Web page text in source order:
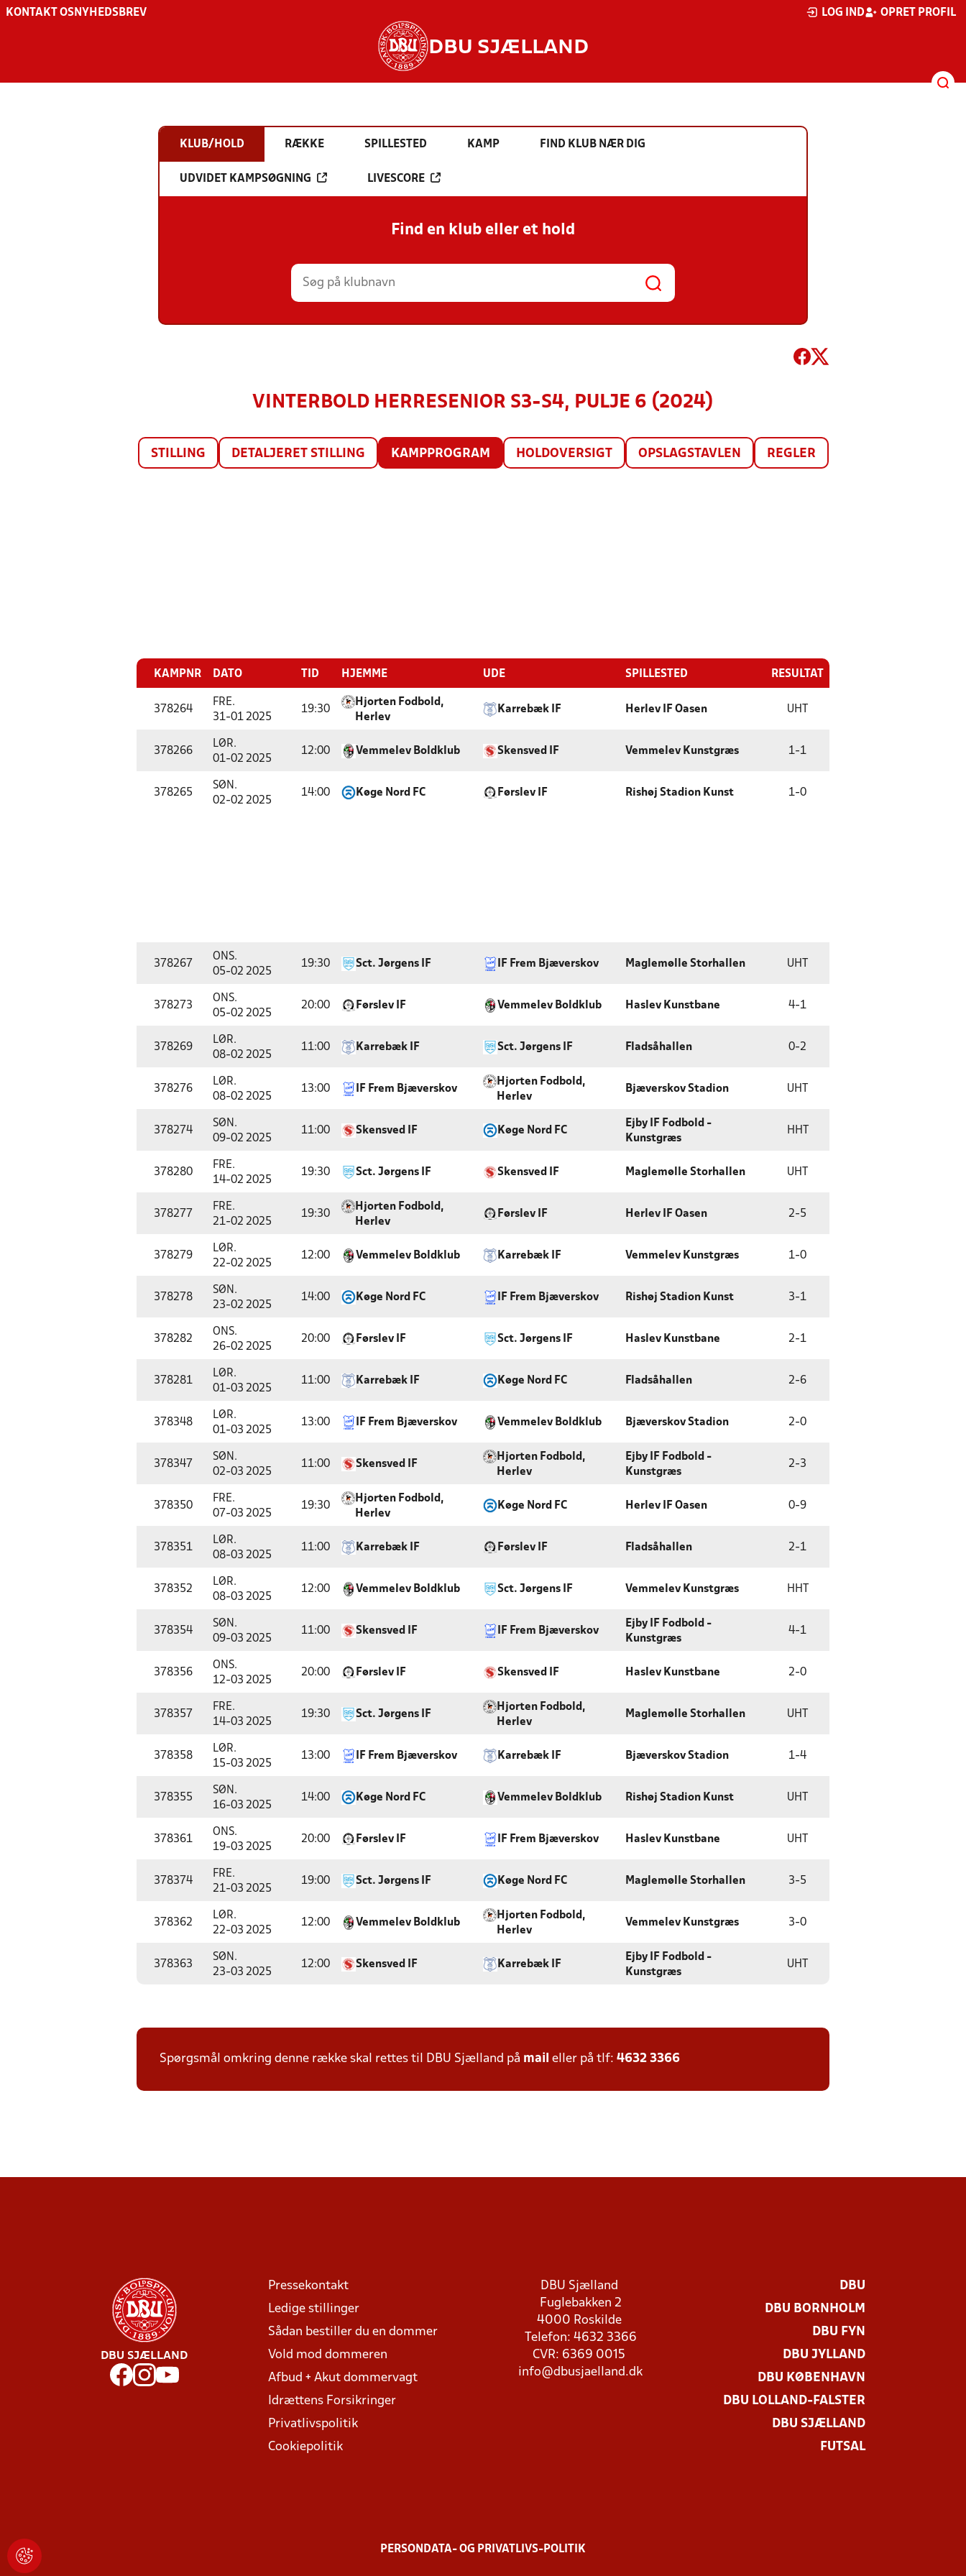
KONTAKT OS NYHEDSBREV LOG IND OPRET PROFIL
DBU SJÆLLAND
KLUB/HOLD RÆKKE SPILLESTED KAMP FIND KLUB NÆR DIG
UDVIDET KAMPSØGNING LIVESCORE
Find en klub eller et hold
VINTERBOLD HERRESENIOR S3-S4, PULJE 6 (2024)
STILLING DETALJERET STILLING KAMPPROGRAM HOLDOVERSIGT OPSLAGSTAVLEN REGLER
KAMPNR DATO TID HJEMME UDE SPILLESTED RESULTAT
378264
FRE.
31-01 2025
19:30
Hjorten Fodbold,
Herlev
Karrebæk IF Herlev IF Oasen UHT
378266
LØR.
01-02 2025
12:00 Vemmelev Boldklub Skensved IF Vemmelev Kunstgræs 1-1
378265
SØN.
02-02 2025
14:00 Køge Nord FC Førslev IF Rishøj Stadion Kunst 1-0
378267
ONS.
05-02 2025
19:30 Sct. Jørgens IF IF Frem Bjæverskov Maglemølle Storhallen UHT
378273
ONS.
05-02 2025
20:00 Førslev IF Vemmelev Boldklub Haslev Kunstbane 4-1
378269
LØR.
08-02 2025
11:00 Karrebæk IF Sct. Jørgens IF Fladsåhallen 0-2
378276
LØR.
08-02 2025
13:00 IF Frem Bjæverskov
Hjorten Fodbold,
Herlev
Bjæverskov Stadion UHT
378274
SØN.
09-02 2025
11:00 Skensved IF Køge Nord FC
Ejby IF Fodbold -
Kunstgræs
HHT
378280
FRE.
14-02 2025
19:30 Sct. Jørgens IF Skensved IF Maglemølle Storhallen UHT
378277
FRE.
21-02 2025
19:30
Hjorten Fodbold,
Herlev
Førslev IF Herlev IF Oasen 2-5
378279
LØR.
22-02 2025
12:00 Vemmelev Boldklub Karrebæk IF Vemmelev Kunstgræs 1-0
378278
SØN.
23-02 2025
14:00 Køge Nord FC IF Frem Bjæverskov Rishøj Stadion Kunst 3-1
378282
ONS.
26-02 2025
20:00 Førslev IF Sct. Jørgens IF Haslev Kunstbane 2-1
378281
LØR.
01-03 2025
11:00 Karrebæk IF Køge Nord FC Fladsåhallen 2-6
378348
LØR.
01-03 2025
13:00 IF Frem Bjæverskov Vemmelev Boldklub Bjæverskov Stadion 2-0
378347
SØN.
02-03 2025
11:00 Skensved IF
Hjorten Fodbold,
Herlev
Ejby IF Fodbold -
Kunstgræs
2-3
378350
FRE.
07-03 2025
19:30
Hjorten Fodbold,
Herlev
Køge Nord FC Herlev IF Oasen 0-9
378351
LØR.
08-03 2025
11:00 Karrebæk IF Førslev IF Fladsåhallen 2-1
378352
LØR.
08-03 2025
12:00 Vemmelev Boldklub Sct. Jørgens IF Vemmelev Kunstgræs HHT
378354
SØN.
09-03 2025
11:00 Skensved IF IF Frem Bjæverskov
Ejby IF Fodbold -
Kunstgræs
4-1
378356
ONS.
12-03 2025
20:00 Førslev IF Skensved IF Haslev Kunstbane 2-0
378357
FRE.
14-03 2025
19:30 Sct. Jørgens IF
Hjorten Fodbold,
Herlev
Maglemølle Storhallen UHT
378358
LØR.
15-03 2025
13:00 IF Frem Bjæverskov Karrebæk IF Bjæverskov Stadion 1-4
378355
SØN.
16-03 2025
14:00 Køge Nord FC Vemmelev Boldklub Rishøj Stadion Kunst UHT
378361
ONS.
19-03 2025
20:00 Førslev IF IF Frem Bjæverskov Haslev Kunstbane UHT
378374
FRE.
21-03 2025
19:00 Sct. Jørgens IF Køge Nord FC Maglemølle Storhallen 3-5
378362
LØR.
22-03 2025
12:00 Vemmelev Boldklub
Hjorten Fodbold,
Herlev
Vemmelev Kunstgræs 3-0
378363
SØN.
23-03 2025
12:00 Skensved IF Karrebæk IF
Ejby IF Fodbold -
Kunstgræs
UHT
Spørgsmål omkring denne række skal rettes til DBU Sjælland på mail eller på tlf: 4632 3366
DBU SJÆLLAND
Pressekontakt
Ledige stillinger
Sådan bestiller du en dommer
Vold mod dommeren
Afbud + Akut dommervagt
Idrættens Forsikringer
Privatlivspolitik
Cookiepolitik
DBU Sjælland
Fuglebakken 2
4000 Roskilde
Telefon: 4632 3366
CVR: 6369 0015
info@dbusjaelland.dk
DBU
DBU BORNHOLM
DBU FYN
DBU JYLLAND
DBU KØBENHAVN
DBU LOLLAND-FALSTER
DBU SJÆLLAND
FUTSAL
PERSONDATA- OG PRIVATLIVS-POLITIK